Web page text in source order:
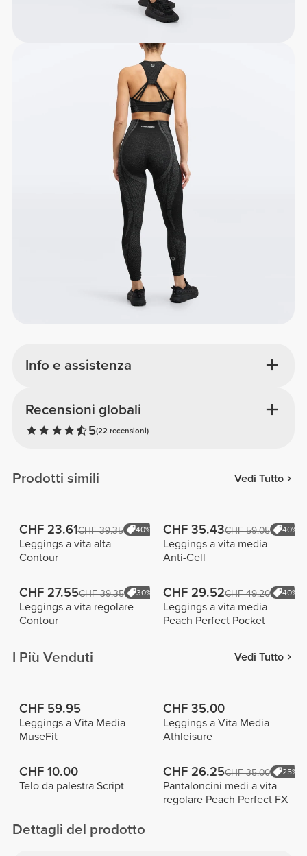
Info e assistenza
Recensioni globali
5(22 recensioni)
Prodotti simili Vedi Tutto
CHF 23.61CHF 39.35 40%
Leggings a vita alta
Contour
CHF 35.43CHF 59.05 40%
Leggings a vita media
Anti-Cell
CHF 27.55CHF 39.35 30%
Leggings a vita regolare
Contour
CHF 29.52CHF 49.20 40%
Leggings a vita media
Peach Perfect Pocket
I Più Venduti Vedi Tutto
CHF 59.95
Leggings a Vita Media
MuseFit
CHF 35.00
Leggings a Vita Media
Athleisure
CHF 10.00
Telo da palestra Script
CHF 26.25CHF 35.00 25%
Pantaloncini medi a vita
regolare Peach Perfect FX
Dettagli del prodotto